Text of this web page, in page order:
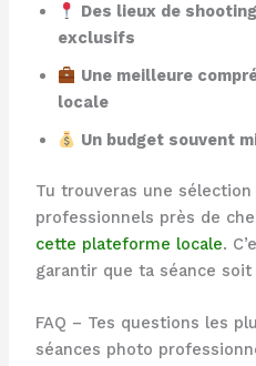
Des lieux de
exclusifs
Une meilleure
locale
Un budget souvent
Tu trouveras une
professionnels près de
cette plateforme locale.
garantir que ta séance
FAQ – Tes questions les
séances photo